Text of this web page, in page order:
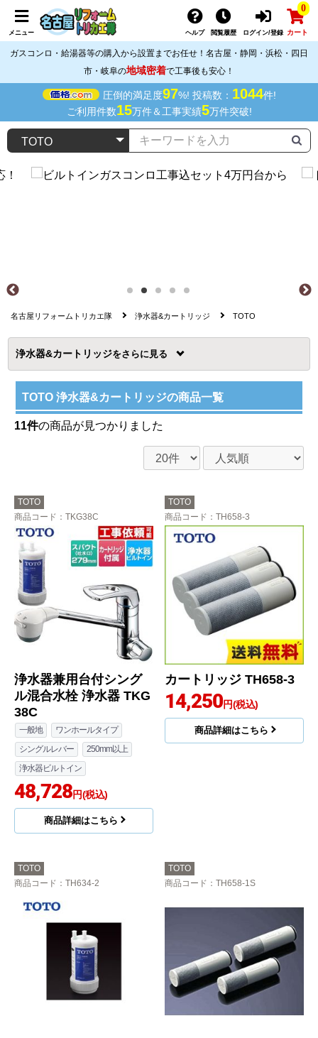
メニュー ヘルプ 閲覧履歴 ログイン/登録
0
カート
ガスコンロ・給湯器等の購入から設置までお任せ！名古屋・静岡・浜松・四日
市・岐阜の地域密着で工事後も安心！
圧倒的満足度97%! 投稿数： 1044件!
ご利用件数15万件＆工事実績5万件突破!
名古屋リフォームトリカエ隊 浄水器&カートリッジ TOTO
浄水器&カートリッジを
TOTO 浄水器&カートリッジの商品一覧
11件の商品が見つかりました
TOTO
商品コード ：TKG38C
浄水器兼用台付シング
ル混合水栓 浄水器 TKG
38C
一般地
ワンホールタイプ
シングルレバー
250mm以上
浄水器ビルトイン
48,728円(税込)
商品詳細はこちら
TOTO
商品コード ：TH658-3
カートリッジ TH658-3
14,250円(税込)
商品詳細はこちら
TOTO
商品コード ：TH634-2
TOTO
商品コード ：TH658-1S